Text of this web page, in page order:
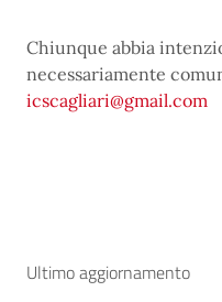
Chiunque abbia
necessariamente
icscagliari@gmail.com
Ultimo aggiornamento